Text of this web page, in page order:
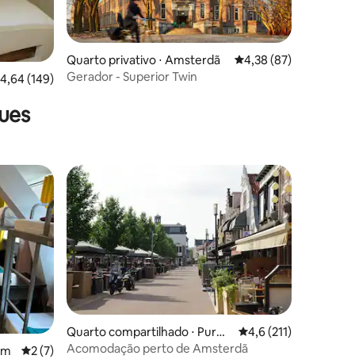
de uma avaliação média de 5, 149 avaliações
4,64 (149)
Quarto privativo ⋅ Amsterdã 4,38 de uma
4,38 (87)
Gerador - Superior Twin
2 de uma avaliação média de 5, 7 avaliações
2 (7)
Quarto compartilhado ⋅ Purm
erend
4,6 de uma avaliação
4,6 (211)
Acomodação perto de Amsterdã